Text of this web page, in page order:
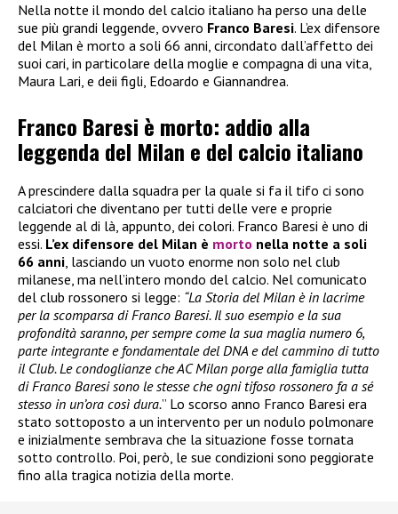
Nella notte il mondo del calcio italiano ha perso una delle
sue più grandi leggende, ovvero Franco Baresi. L’ex difensore
del Milan è morto a soli 66 anni, circondato dall’affetto dei
suoi cari, in particolare della moglie e compagna di una vita,
Maura Lari, e deii figli, Edoardo e Giannandrea.
Franco Baresi è morto: addio alla
leggenda del Milan e del calcio italiano
A prescindere dalla squadra per la quale si fa il tifo ci sono
calciatori che diventano per tutti delle vere e proprie
leggende al di là, appunto, dei colori. Franco Baresi è uno di
essi. L’ex difensore del Milan è morto nella notte a soli
66 anni , lasciando un vuoto enorme non solo nel club
milanese, ma nell’intero mondo del calcio. Nel comunicato
del club rossonero si legge: “La Storia del Milan è in lacrime
per la scomparsa di Franco Baresi. Il suo esempio e la sua
profondità saranno, per sempre come la sua maglia numero 6,
parte integrante e fondamentale del DNA e del cammino di tutto
il Club. Le condoglianze che AC Milan porge alla famiglia tutta
di Franco Baresi sono le stesse che ogni tifoso rossonero fa a sé
stesso in un’ora così dura.” Lo scorso anno Franco Baresi era
stato sottoposto a un intervento per un nodulo polmonare
e inizialmente sembrava che la situazione fosse tornata
sotto controllo. Poi, però, le sue condizioni sono peggiorate
fino alla tragica notizia della morte.